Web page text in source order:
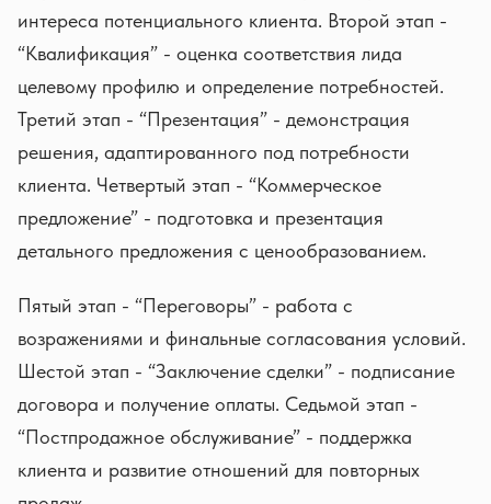
интереса потенциального клиента. Второй этап -
“Квалификация” - оценка соответствия лида
целевому профилю и определение потребностей.
Третий этап - “Презентация” - демонстрация
решения, адаптированного под потребности
клиента. Четвертый этап - “Коммерческое
предложение” - подготовка и презентация
детального предложения с ценообразованием.
Пятый этап - “Переговоры” - работа с
возражениями и финальные согласования условий.
Шестой этап - “Заключение сделки” - подписание
договора и получение оплаты. Седьмой этап -
“Постпродажное обслуживание” - поддержка
клиента и развитие отношений для повторных